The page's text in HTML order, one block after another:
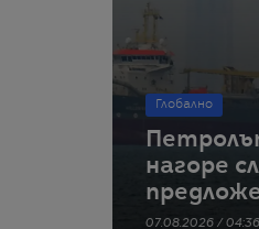
Глобално
нагоре
Иран за
07.08.2026 / 04:36